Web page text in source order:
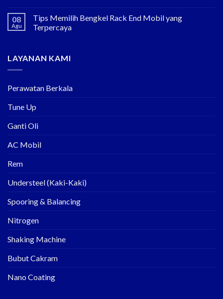
08
Agu
Tips Memilih Bengkel Rack End Mobil yang
Terpercaya
LAYANAN KAMI
Perawatan Berkala
Tune Up
Ganti Oli
AC Mobil
Rem
Understeel (Kaki-Kaki)
Spooring & Balancing
Nitrogen
Shaking Machine
Bubut Cakram
Nano Coating